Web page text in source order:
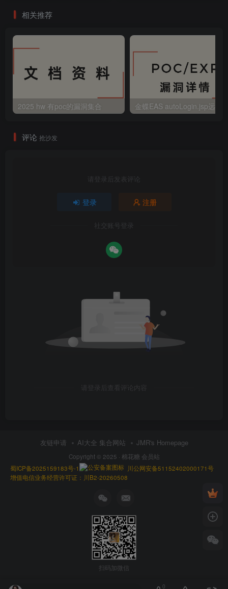
相关推荐
2025 hw 有poc的漏洞集合
评论 抢沙发
请登录后发表评论
登录 注册
社交账号登录
请登录后查看评论内容
友链申请 AI大全 集合网站 JMR's Homepage
Copyright © 2025 · 棉花糖 会员站
蜀ICP备2025159183号-1
川公网安备51152402000171号
增值电信业务经营许可证：川B2-20260508
扫码加微信
0